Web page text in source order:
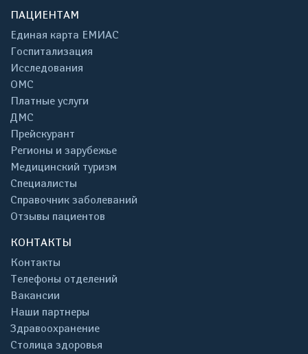
ПАЦИЕНТАМ
Единая карта ЕМИАС
Госпитализация
Исследования
ОМС
Платные услуги
ДМС
Прейскурант
Регионы и зарубежье
Медицинский туризм
Специалисты
Справочник заболеваний
Отзывы пациентов
КОНТАКТЫ
Контакты
Телефоны отделений
Вакансии
Наши партнеры
Здравоохранение
Столица здоровья